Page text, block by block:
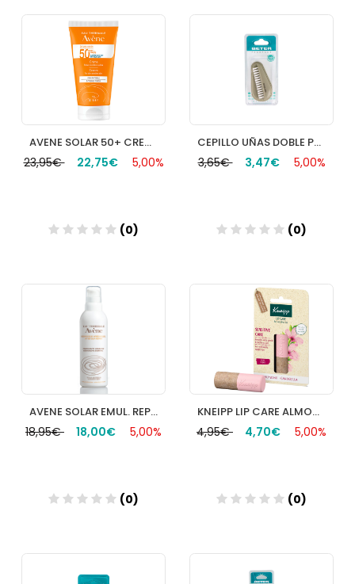
Añadir
AVENE SOLAR 50+ CREMA 50ML.
23,95€ 22,75€ 5,00%
(0)
Añadir
CEPILLO UÑAS DOBLE PUAS NYLON BETER
3,65€ 3,47€ 5,00%
(0)
Añadir
AVENE SOLAR EMUL. REP. AFTERSUN 200 ML.
18,95€ 18,00€ 5,00%
(0)
KNEIPP LIP CARE ALMOND BALSAMO LABIAL
4,95€ 4,70€ 5,00%
(0)